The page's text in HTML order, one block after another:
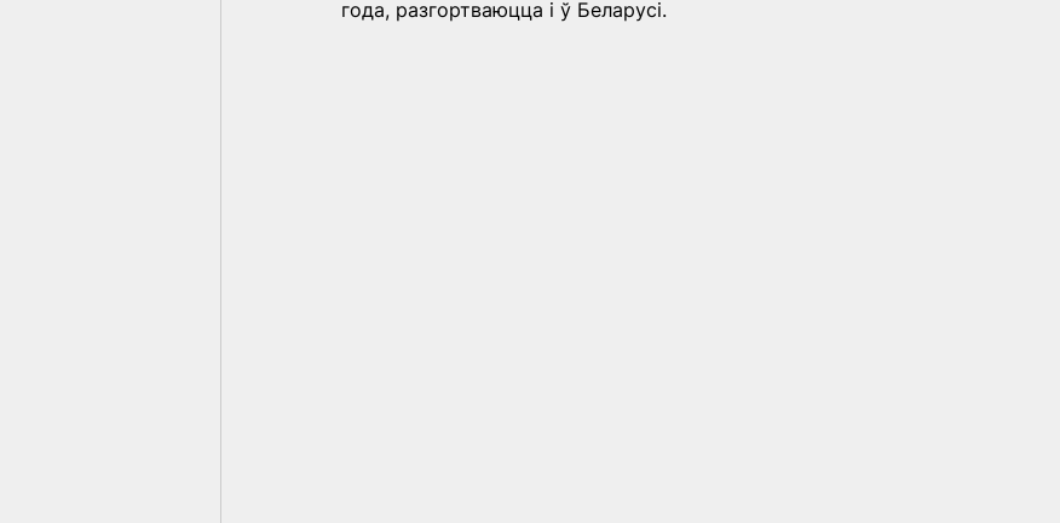
года, разгортваюцца і ў Беларусі.